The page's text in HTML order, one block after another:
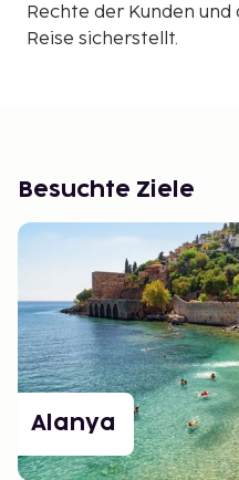
Rechte der Kunden
Reise sicherstellt.
Besuchte Ziele
Alanya